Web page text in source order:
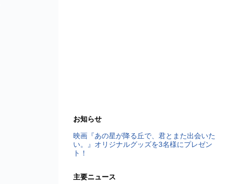
お知らせ
映画『あの星が降る丘で、君とまた出会いた
い。』オリジナルグッズを3名様にプレゼン
ト！
主要ニュース